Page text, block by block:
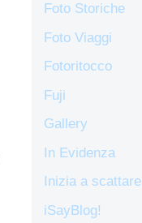
Foto Storiche
Foto Viaggi
Fotoritocco
Fuji
Gallery
In Evidenza
Inizia a scattare
iSayBlog!